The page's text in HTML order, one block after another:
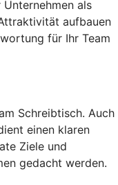
als
aufbauen
für Ihr Team
Schreibtisch. Auch
einen klaren
Ziele und
gedacht werden.